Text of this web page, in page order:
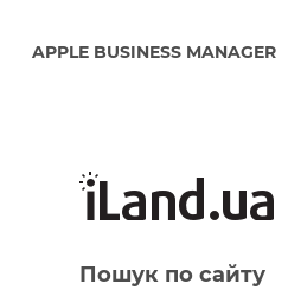
APPLE BUSINESS MANAGER
Пошук по сайту